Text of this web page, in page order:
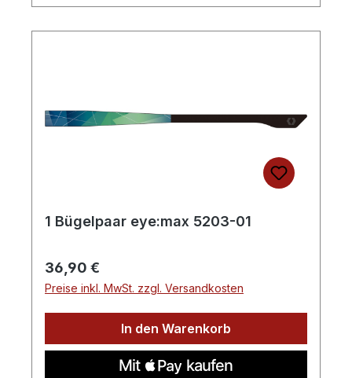
1 Bügelpaar eye:max 5203-01
Regulärer Preis:
36,90 €
Preise inkl. MwSt. zzgl. Versandkosten
In den Warenkorb